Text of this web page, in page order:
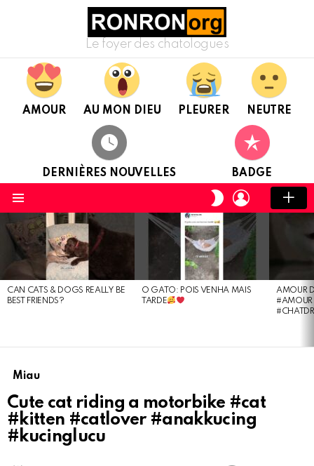
Le foyer des chatologues
AMOUR AU MON DIEU PLEURER NEUTRE
DERNIÈRES NOUVELLES BADGE
CHANGER
DE
PEAU
CONNEXION
DERNIÈRES
NOUVELLES
CAN CATS & DOGS REALLY BE
BEST FRIENDS?
O GATO: POIS VENHA MAIS
TARDE
AMOUR
#AMOUR
Miau
Cute cat riding a motorbike #cat
#kitten #catlover #anakkucing
#kucinglucu